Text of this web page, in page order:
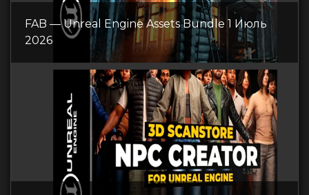
FAB — Unreal Engine Assets Bundle 1 Июль
2026